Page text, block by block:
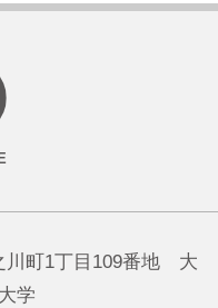
川町1丁目109番地 大
学